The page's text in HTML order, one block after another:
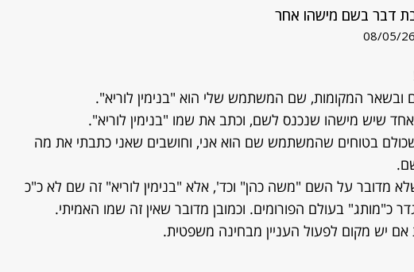
דבר בשם מישהו אחר
08/05/26
ובשאר המקומות, שם המשתמש שלי הוא "בנימין לוריא".
אחד שיש מישהו שנכנס לשם, וכתב את שמו "בנימין לוריא".
בטוחים שהמשתמש שם הוא אני, וחושבים שאני כתבתי את מה
שלא מדובר על השם "משה כהן" וכד', אלא "בנימין לוריא" זה שם לא כ"כ
כ"מותג" בעולם הפורומים. וכמובן מדובר שאין זה שמו האמיתי.
יש מקום לפעול העניין מבחינה משפטית.